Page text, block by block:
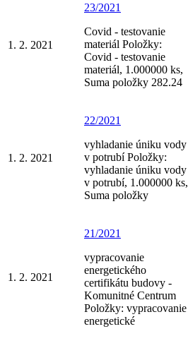
1. 2. 2021
23/2021
Covid - testovanie
materiál Položky:
Covid - testovanie
materiál, 1.000000 ks,
Suma položky 282.24
1. 2. 2021
22/2021
vyhladanie úniku vody
v potrubí Položky:
vyhladanie úniku vody
v potrubí, 1.000000 ks,
Suma položky
1. 2. 2021
21/2021
vypracovanie
energetického
certifikátu budovy -
Komunitné Centrum
Položky: vypracovanie
energetické